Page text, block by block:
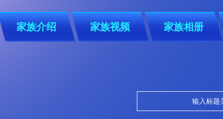
家族介绍 家族视频 家族相册